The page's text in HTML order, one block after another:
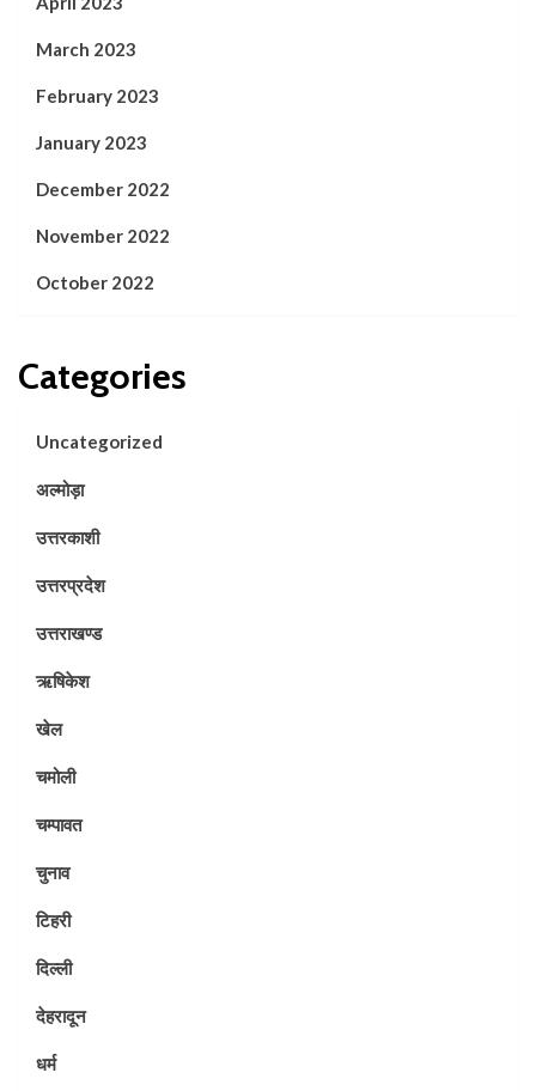
March 2023
February 2023
January 2023
December 2022
November 2022
October 2022
Categories
Uncategorized
अल्मोड़ा
उत्तरकाशी
उत्तरप्रदेश
उत्तराखण्ड
ऋषिकेश
खेल
चमोली
चम्पावत
चुनाव
टिहरी
दिल्ली
देहरादून
धर्म